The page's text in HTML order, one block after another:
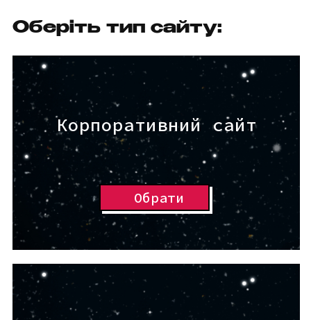
Оберіть тип сайту:
Корпоративний сайт
Обрати